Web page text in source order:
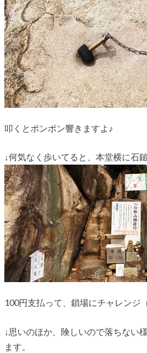
叩くとポンポン響きますよ♪
↓何気なく歩いてると、本堂横に石
100円支払って、鎖場にチャレンジ（
↓思いのほか、険しいので落ちない
ます。